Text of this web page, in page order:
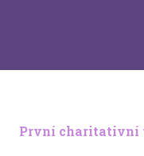
První charitativní